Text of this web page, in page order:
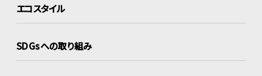
エコスタイル
SDGsへの取り組み